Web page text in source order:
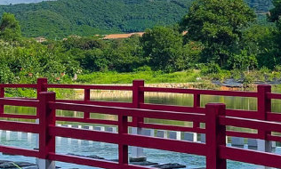
教与学
专业设置
辅修专业
语言文字网
科学研究
科研平台
科研项目
科研奖项